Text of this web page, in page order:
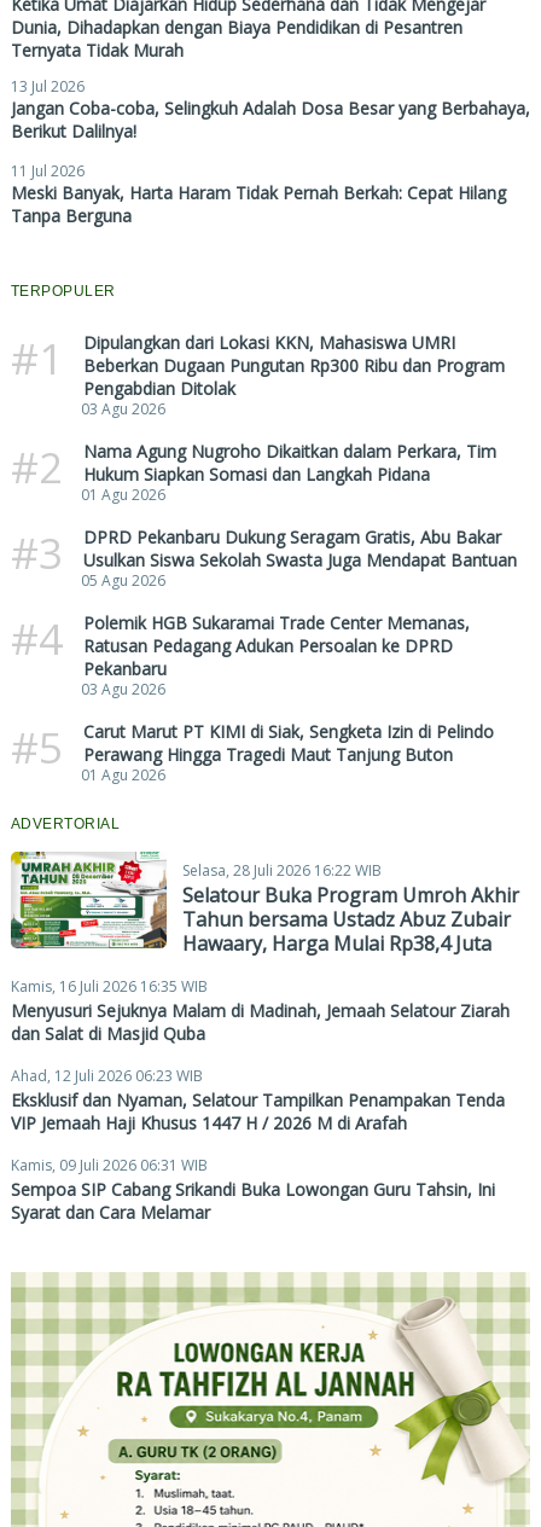
Ketika Umat Diajarkan Hidup Sederhana dan Tidak Mengejar
Dunia, Dihadapkan dengan Biaya Pendidikan di Pesantren
Ternyata Tidak Murah
13 Jul 2026
Jangan Coba-coba, Selingkuh Adalah Dosa Besar yang Berbahaya,
Berikut Dalilnya!
11 Jul 2026
Meski Banyak, Harta Haram Tidak Pernah Berkah: Cepat Hilang
Tanpa Berguna
TERPOPULER
#1
Dipulangkan dari Lokasi KKN, Mahasiswa UMRI
Beberkan Dugaan Pungutan Rp300 Ribu dan Program
Pengabdian Ditolak
03 Agu 2026
#2
Nama Agung Nugroho Dikaitkan dalam Perkara, Tim
Hukum Siapkan Somasi dan Langkah Pidana
01 Agu 2026
#3
DPRD Pekanbaru Dukung Seragam Gratis, Abu Bakar
Usulkan Siswa Sekolah Swasta Juga Mendapat Bantuan
05 Agu 2026
#4
Polemik HGB Sukaramai Trade Center Memanas,
Ratusan Pedagang Adukan Persoalan ke DPRD
Pekanbaru
03 Agu 2026
#5
Carut Marut PT KIMI di Siak, Sengketa Izin di Pelindo
Perawang Hingga Tragedi Maut Tanjung Buton
01 Agu 2026
ADVERTORIAL
Selasa, 28 Juli 2026 16:22 WIB
Selatour Buka Program Umroh Akhir
Tahun bersama Ustadz Abuz Zubair
Hawaary, Harga Mulai Rp38,4 Juta
Kamis, 16 Juli 2026 16:35 WIB
Menyusuri Sejuknya Malam di Madinah, Jemaah Selatour Ziarah
dan Salat di Masjid Quba
Ahad, 12 Juli 2026 06:23 WIB
Eksklusif dan Nyaman, Selatour Tampilkan Penampakan Tenda
VIP Jemaah Haji Khusus 1447 H / 2026 M di Arafah
Kamis, 09 Juli 2026 06:31 WIB
Sempoa SIP Cabang Srikandi Buka Lowongan Guru Tahsin, Ini
Syarat dan Cara Melamar